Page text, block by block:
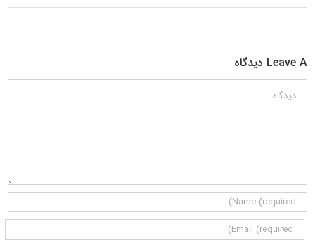
Leave A دیدگاه
دیدگاه